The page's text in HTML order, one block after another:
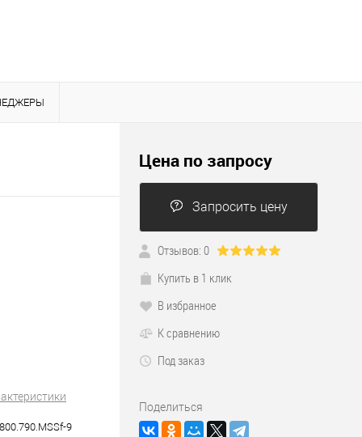
9
Цена по запросу
Запросить цену
Отзывов: 0
Купить в 1 клик
В избранное
К сравнению
Под заказ
Поделиться